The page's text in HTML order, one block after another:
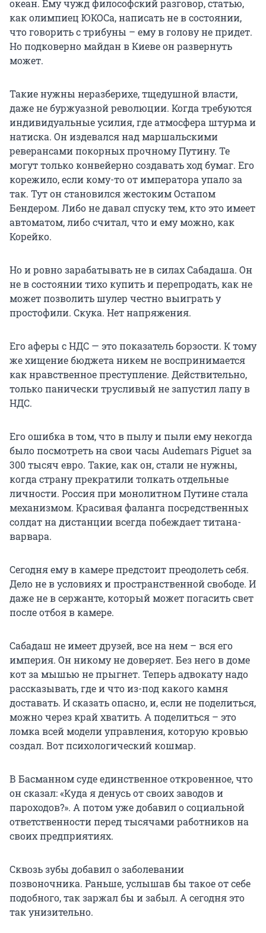
океан. Ему чужд философский разговор, статью,
как олимпиец ЮКОСа, написать не в состоянии,
что говорить с трибуны – ему в голову не придет.
Но подковерно майдан в Киеве он развернуть
может.
Такие нужны неразберихе, тщедушной власти,
даже не буржуазной революции. Когда требуются
индивидуальные усилия, где атмосфера штурма и
натиска. Он издевался над маршальскими
реверансами покорных прочному Путину. Те
могут только конвейерно создавать ход бумаг. Его
корежило, если кому-то от императора упало за
так. Тут он становился жестоким Остапом
Бендером. Либо не давал спуску тем, кто это имеет
автоматом, либо считал, что и ему можно, как
Корейко.
Но и ровно зарабатывать не в силах Сабадаша. Он
не в состоянии тихо купить и перепродать, как не
может позволить шулер честно выиграть у
простофили. Скука. Нет напряжения.
Его аферы с НДС — это показатель борзости. К тому
же хищение бюджета никем не воспринимается
как нравственное преступление. Действительно,
только панически трусливый не запустил лапу в
НДС.
Его ошибка в том, что в пылу и пыли ему некогда
было посмотреть на свои часы Audemars Piguet за
300 тысяч евро. Такие, как он, стали не нужны,
когда страну прекратили толкать отдельные
личности. Россия при монолитном Путине стала
механизмом. Красивая фаланга посредственных
солдат на дистанции всегда побеждает титана-
варвара.
Сегодня ему в камере предстоит преодолеть себя.
Дело не в условиях и пространственной свободе. И
даже не в сержанте, который может погасить свет
после отбоя в камере.
Сабадаш не имеет друзей, все на нем – вся его
империя. Он никому не доверяет. Без него в доме
кот за мышью не прыгнет. Теперь адвокату надо
рассказывать, где и что из-под какого камня
доставать. И сказать опасно, и, если не поделиться,
можно через край хватить. А поделиться – это
ломка всей модели управления, которую кровью
создал. Вот психологический кошмар.
В Басманном суде единственное откровенное, что
он сказал: «Куда я денусь от своих заводов и
пароходов?». А потом уже добавил о социальной
ответственности перед тысячами работников на
своих предприятиях.
Сквозь зубы добавил о заболевании
позвоночника. Раньше, услышав бы такое от себе
подобного, так заржал бы и забыл. А сегодня это
так унизительно.